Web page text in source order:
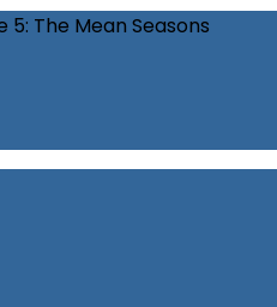
5: The Mean Seasons